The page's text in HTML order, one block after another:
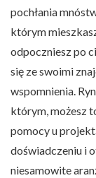
pochłania
którym
odpoczniesz po
się ze swoimi
wspomnienia.
którym, możesz
pomocy u
doświadczeniu i
niesamowite